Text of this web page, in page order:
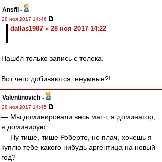
Ansfil -
28 ноя 2017 14:46
dallas1987 » 28 ноя 2017 14:22
Нашёл только запись с телека.
Вот чего добиваются, неумные?!..
Valentinovich -
28 ноя 2017 14:45
— Мы доминировали весь матч, я доминатор,
я доминирую…
— Ну тише, тише Роберто, не плач, хочешь я
куплю тебе какого нибудь аргентица на новый
год?